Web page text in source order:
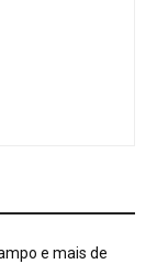
e mais de